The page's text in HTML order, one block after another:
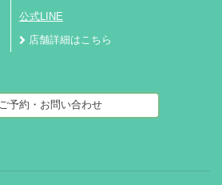
公式LINE
店舗詳細はこちら
ご予約・お問い合わせ